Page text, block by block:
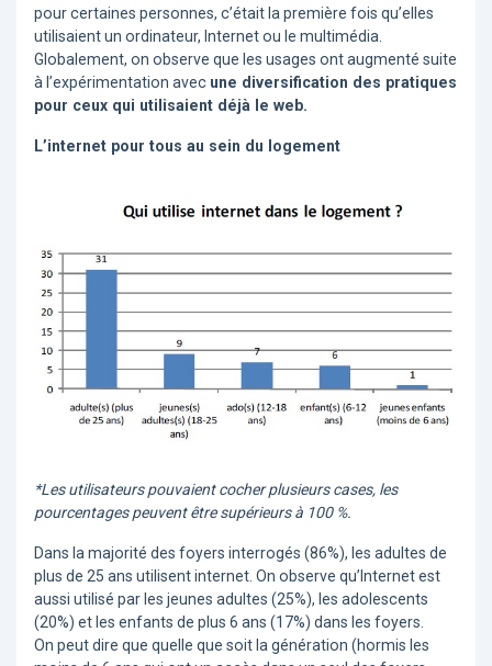
pour certaines personnes, c’était la première fois qu’elles
utilisaient un ordinateur, Internet ou le multimédia.
Globalement, on observe que les usages ont augmenté suite
à l’expérimentation avec une diversification des pratiques
pour ceux qui utilisaient déjà le web.
L’internet pour tous au sein du logement
*Les utilisateurs pouvaient cocher plusieurs cases, les
pourcentages peuvent être supérieurs à 100 %.
Dans la majorité des foyers interrogés (86%), les adultes de
plus de 25 ans utilisent internet. On observe qu’Internet est
aussi utilisé par les jeunes adultes (25%), les adolescents
(20%) et les enfants de plus 6 ans (17%) dans les foyers.
On peut dire que quelle que soit la génération (hormis les